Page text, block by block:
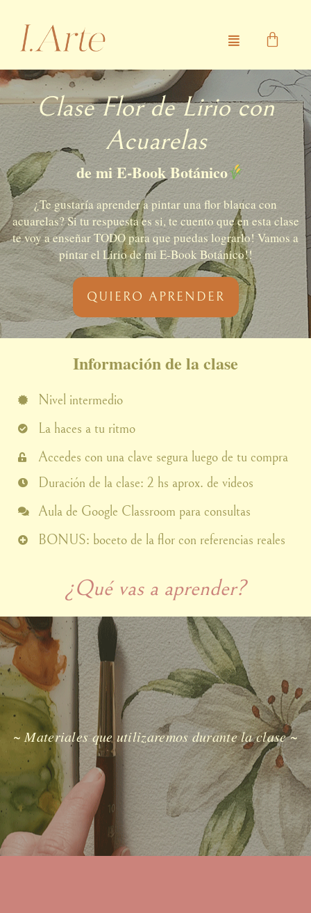
contenido
Menú
Clase Flor de Lirio con
Acuarelas
de mi E-Book Botánico
¿Te gustaría aprender a pintar una flor blanca con
acuarelas? Si tu respuesta es si, te cuento que en esta clase
te voy a enseñar TODO para que puedas lograrlo! Vamos a
pintar el Lirio de mi E-Book Botánico!!
QUIERO APRENDER
Información de la clase
Nivel intermedio
La haces a tu ritmo
Accedes con una clave segura luego de tu compra
Duración de la clase: 2 hs aprox. de videos
Aula de Google Classroom para consultas
BONUS: boceto de la flor con referencias reales
¿Qué vas a aprender?
~ Materiales que utilizaremos durante la clase ~